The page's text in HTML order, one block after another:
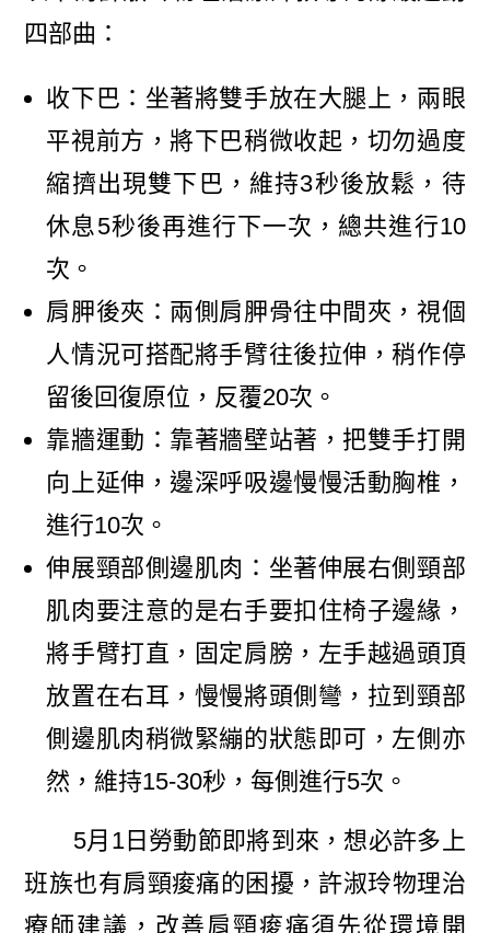
四部曲：
收下巴：坐著將雙手放在大腿上，兩眼
平視前方，將下巴稍微收起，切勿過度
縮擠出現雙下巴，維持3秒後放鬆，待
休息5秒後再進行下一次，總共進行10
次。
肩胛後夾：兩側肩胛骨往中間夾，視個
人情況可搭配將手臂往後拉伸，稍作停
留後回復原位，反覆20次。
靠牆運動：靠著牆壁站著，把雙手打開
向上延伸，邊深呼吸邊慢慢活動胸椎，
進行10次。
伸展頸部側邊肌肉：坐著伸展右側頸部
肌肉要注意的是右手要扣住椅子邊緣，
將手臂打直，固定肩膀，左手越過頭頂
放置在右耳，慢慢將頭側彎，拉到頸部
側邊肌肉稍微緊繃的狀態即可，左側亦
然，維持15-30秒，每側進行5次。
5月1日勞動節即將到來，想必許多上
班族也有肩頸痠痛的困擾，許淑玲物理治
療師建議，改善肩頸痠痛須先從環境開